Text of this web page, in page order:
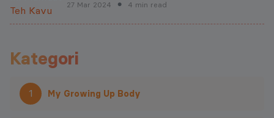
27 Mar 2024 ● 4 min read
Kategori
1 My Growing Up Body